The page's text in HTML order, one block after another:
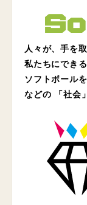
人々が、手を
私たちにできる
ソフトボール
などの 「社会